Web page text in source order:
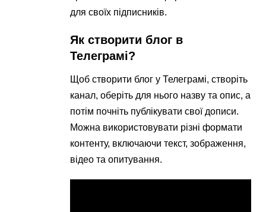
для своїх підписників.
Як створити блог в
Телеграмі?
Щоб створити блог у Телеграмі, створіть
канал, оберіть для нього назву та опис, а
потім почніть публікувати свої дописи.
Можна використовувати різні формати
контенту, включаючи текст, зображення,
відео та опитування.